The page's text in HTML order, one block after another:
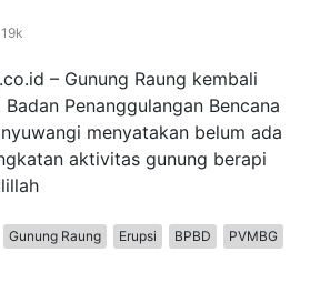
– Gunung Raung kembali
Penanggulangan Bencana
menyatakan belum ada
aktivitas gunung berapi
Gunung Raung Erupsi BPBD
PVMBG